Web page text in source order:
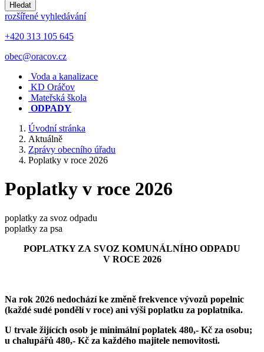
Hledat
rozšířené vyhledávání
+420 313 105 645
obec@oracov.cz
Voda a kanalizace
KD Oráčov
Mateřská škola
ODPADY
Úvodní stránka
Aktuálně
Zprávy obecního úřadu
Poplatky v roce 2026
Poplatky v roce 2026
poplatky za svoz odpadu
poplatky za psa
POPLATKY ZA SVOZ KOMUNÁLNÍHO ODPADU
V ROCE 2026
Na rok 2026 nedochází ke změně frekvence vývozů popelnic
(každé sudé pondělí v roce) ani výši poplatku za poplatníka.
U trvale žijících osob je minimální poplatek 480,- Kč za osobu;
u chalupářů 480,- Kč za každého majitele nemovitosti.